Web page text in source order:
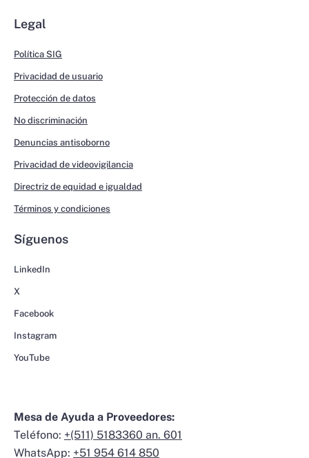
Legal
Política SIG
Privacidad de usuario
Protección de datos
No discriminación
Denuncias antisoborno
Privacidad de videovigilancia
Directriz de equidad e igualdad
Términos y condiciones
Síguenos
LinkedIn
X
Facebook
Instagram
YouTube
Mesa de Ayuda a Proveedores:
Teléfono: +(511) 5183360 an. 601
WhatsApp: +51 954 614 850